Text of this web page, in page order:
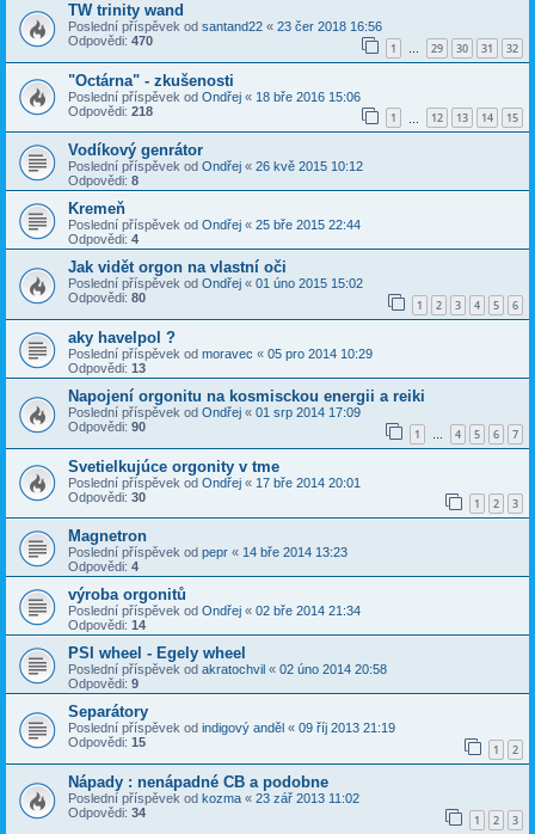
TW trinity wand
Poslední příspěvek od santand22 « 23 čer 2018 16:56
Odpovědi: 470 1 … 29 30 31 32
"Octárna" - zkušenosti
Poslední příspěvek od Ondřej « 18 bře 2016 15:06
Odpovědi: 218 1 12 13 14 15
Vodíkový genrátor
Poslední příspěvek od Ondřej « 26 kvě 2015 10:12
Odpovědi: 8
Kremeň
Poslední příspěvek od Ondřej « 25 bře 2015 22:44
Odpovědi: 4
Jak vidět orgon na vlastní oči
Poslední příspěvek od Ondřej « 01 úno 2015 15:02
Odpovědi: 80 1 2 3 4 5 6
aky havelpol ?
Poslední příspěvek od moravec « 05 pro 2014 10:29
Odpovědi: 13
Napojení orgonitu na kosmisckou energii a reiki
Poslední příspěvek od Ondřej « 01 srp 2014 17:09
Odpovědi: 90 1 … 4 5 6 7
Svetielkujúce orgonity v tme
Poslední příspěvek od Ondřej « 17 bře 2014 20:01
Odpovědi: 30 1 2 3
Magnetron
Poslední příspěvek od pepr « 14 bře 2014 13:23
Odpovědi: 4
výroba orgonitů
Poslední příspěvek od Ondřej « 02 bře 2014 21:34
Odpovědi: 14
PSI wheel - Egely wheel
Poslední příspěvek od akratochvil « 02 úno 2014 20:58
Odpovědi: 9
Separátory
Poslední příspěvek od indigový anděl « 09 říj 2013 21:19
Odpovědi: 15 1 2
Nápady : nenápadné CB a podobne
Poslední příspěvek od kozma « 23 zář 2013 11:02
Odpovědi: 34 1 2 3